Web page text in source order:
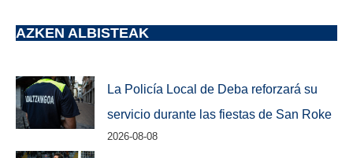
AZKEN ALBISTEAK
La Policía Local de Deba reforzará su
servicio durante las fiestas de San Roke
2026-08-08